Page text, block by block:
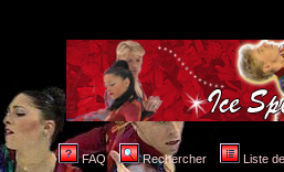
FAQ Rechercher Liste